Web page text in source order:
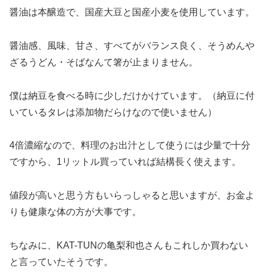
醤油は本醸造で、国産大豆と国産小麦を使用しています。
醤油感、風味、甘さ、すべてがバランス良く、そうめんや
ざるうどん・そばなんて箸が止まりません。
僕は納豆を食べる時に少しだけかけています。（納豆に付
いているタレは添加物だらけなので使いません）
4倍濃縮なので、料理のお出汁として使うには少量で十分
ですから、1リットル買っていれば結構長く使えます。
値段が高いと思う方もいらっしゃると思いますが、お金よ
りも健康な体の方が大事です。
ちなみに、KAT-TUNの亀梨和也さんもこれしか買わない
と言っていたそうです。